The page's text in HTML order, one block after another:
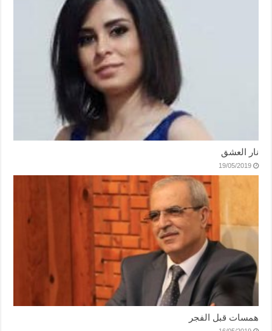
نار العشق
19/05/2019
همسات قبل الفجر